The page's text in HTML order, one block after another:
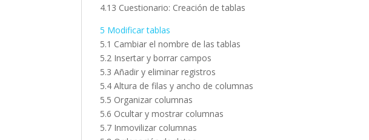
4.13 Cuestionario: Creación de tablas
5 Modificar tablas
5.1 Cambiar el nombre de las tablas
5.2 Insertar y borrar campos
5.3 Añadir y eliminar registros
5.4 Altura de filas y ancho de columnas
5.5 Organizar columnas
5.6 Ocultar y mostrar columnas
5.7 Inmovilizar columnas